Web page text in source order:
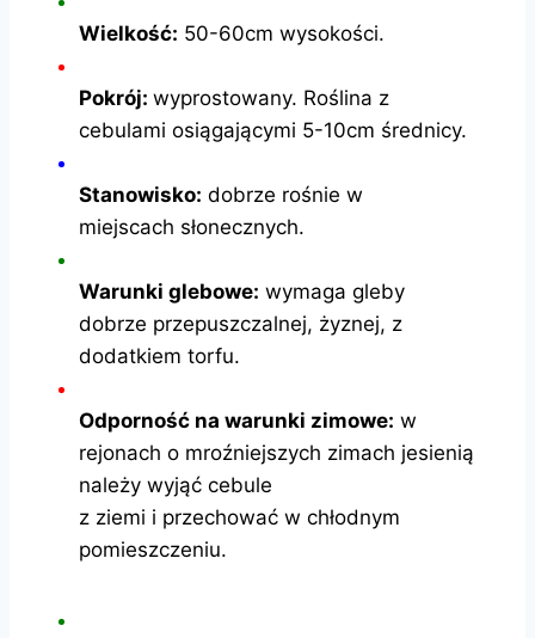
Wielkość: 50-60cm wysokości.
Pokrój: wyprostowany. Roślina z
cebulami osiągającymi 5-10cm średnicy.
Stanowisko: dobrze rośnie w
miejscach słonecznych.
Warunki glebowe: wymaga gleby
dobrze przepuszczalnej, żyznej, z
dodatkiem torfu.
Odporność na warunki zimowe: w
rejonach o mroźniejszych zimach jesienią
należy wyjąć cebule
z ziemi i przechować w chłodnym
pomieszczeniu.